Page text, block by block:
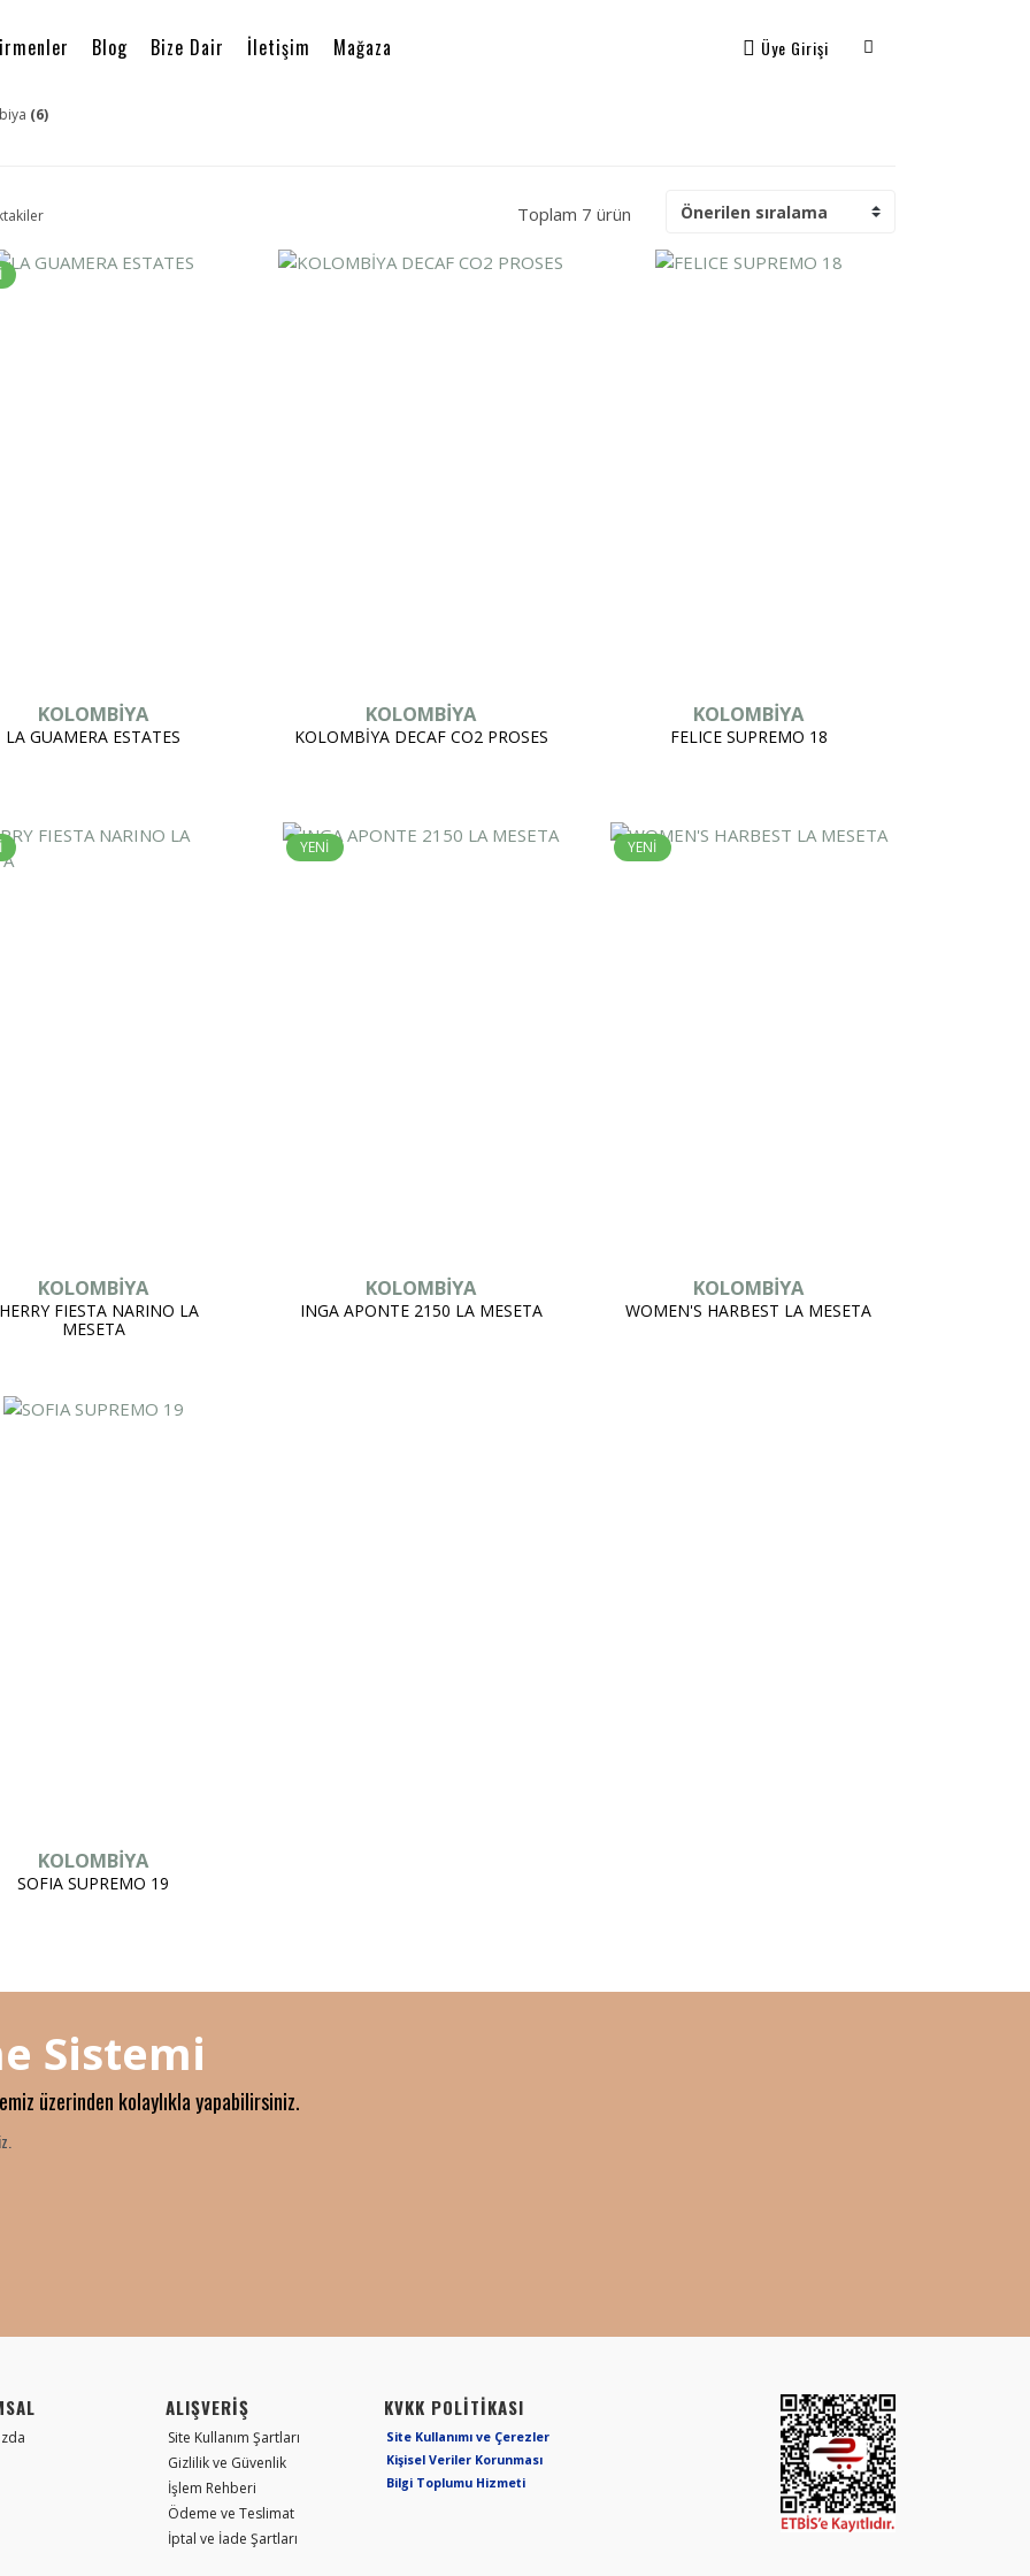
Blog Bize Dair İletişim Mağaza Üye Girişi
(6)
Toplam 7 ürün
KOLOMBİYA
LA GUAMERA ESTATES
KOLOMBİYA
KOLOMBİYA DECAF CO2 PROSES
KOLOMBİYA
FELICE SUPREMO 18
KOLOMBİYA
FIESTA NARINO LA
MESETA
YENİ
KOLOMBİYA
INGA APONTE 2150 LA MESETA
YENİ
KOLOMBİYA
WOMEN'S HARBEST LA MESETA
KOLOMBİYA
SOFIA SUPREMO 19
Sistemi
üzerinden kolaylıkla yapabilirsiniz.
ALIŞVERİŞ
Site Kullanım Şartları
Gizlilik ve Güvenlik
İşlem Rehberi
Ödeme ve Teslimat
İptal ve İade Şartları
KVKK POLİTİKASI
Site Kullanımı ve Çerezler
Kişisel Veriler Korunması
Bilgi Toplumu Hizmeti